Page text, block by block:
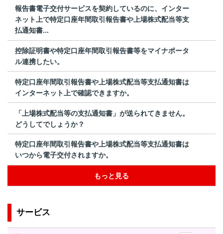
報告書電子交付サービスを契約しているのに、インター
ネット上で特定口座年間取引報告書や上場株式配当等支
払通知書...
控除証明書や特定口座年間取引報告書等をマイナポータ
ル連携したい。
特定口座年間取引報告書や上場株式配当等支払通知書は
インターネット上で確認できますか。
「上場株式配当等の支払通知書」が送られてきません。
どうしてでしょうか？
特定口座年間取引報告書や上場株式配当等支払通知書は
いつから電子交付されますか。
もっと見る
サービス